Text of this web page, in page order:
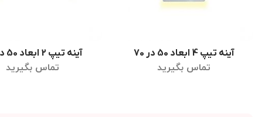
اطلاعات بیشترآینه تیپ 4 ابعاد 50 در 70
تماس بگیرید
اطلاعات بیشترآینه تیپ 2 ابعاد 50 در 70
تماس بگیرید